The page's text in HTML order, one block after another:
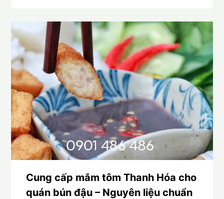
Cung cấp mắm tôm Thanh Hóa cho
quán bún đậu – Nguyên liệu chuẩn